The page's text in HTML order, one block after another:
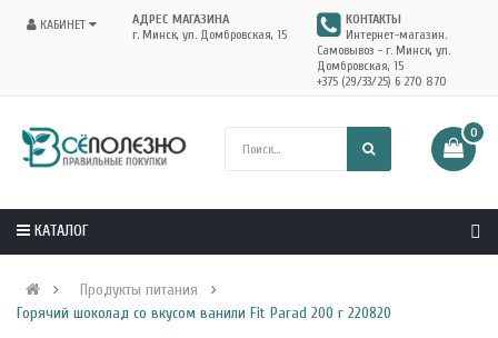
КАБИНЕТ
АДРЕС МАГАЗИНА
г. Минск, ул. Домбровская, 15
КОНТАКТЫ
Интернет-магазин.
Самовывоз - г. Минск, ул.
Домбровская, 15
+375 (29/33/25) 6 270 870
0
КАТАЛОГ
Продукты питания
Горячий шоколад со вкусом ванили Fit Parad 200 г 220820